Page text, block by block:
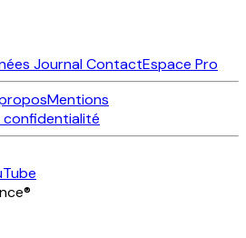
JournalContactEspace Pro
Mentions
confidentialité
®